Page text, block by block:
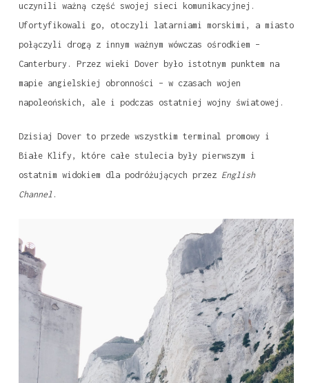
uczynili ważną część swojej sieci komunikacyjnej.
Ufortyfikowali go, otoczyli latarniami morskimi, a miasto
połączyli drogą z innym ważnym wówczas ośrodkiem –
Canterbury. Przez wieki Dover było istotnym punktem na
mapie angielskiej obronności – w czasach wojen
napoleońskich, ale i podczas ostatniej wojny światowej.
Dzisiaj Dover to przede wszystkim terminal promowy i
Białe Klify, które całe stulecia były pierwszym i
ostatnim widokiem dla podróżujących przez English
Channel.